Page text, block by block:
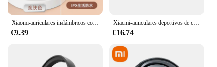
auriculares inalámbricos xiamomi are the perfect
audio accessory for all your needs.
Xiaomi-auriculares inalámbricos con Bluetooth, modelo privado Popular, Mini auriculares deportivos pequeños para correr, tapones para los oídos para dormir, vida Ultra larga
€9.39
Xiaomi-auriculares deportivos de conducción ósea, inalámbricos IPX6, compatibles con Bluetooth, TWS, manos libres, con micrófono para correr
€16.74